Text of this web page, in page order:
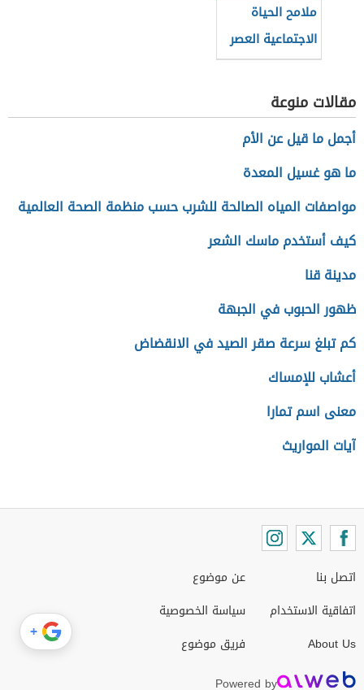
ملامح الحياة
الاجتماعية العصر
الجاهلي
مقالات منوعة
أجمل ما قيل عن الأم
ما هو غسيل المعدة
مواصفات المياه الصالحة للشرب حسب منظمة الصحة العالمية
كيف أستخدم ماسك الشعر
مدينة قنا
ظهور الحبوب في الجبهة
كم تبلغ سرعة صقر الصيد في الانقضاض
أعشاب للإمساك
معنى اسم تمارا
آيات المواريث
اتصل بنا
اتفاقية الاستخدام
About Us
عن موضوع
سياسة الخصوصية
فريق موضوع
Powered by
+